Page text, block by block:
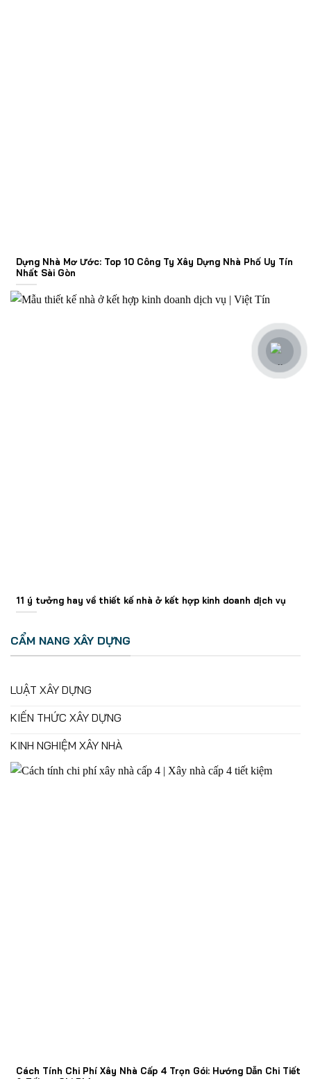
Dựng Nhà Mơ Ước: Top 10 Công Ty Xây Dựng Nhà Phố Uy Tín
Nhất Sài Gòn
11 ý tưởng hay về thiết kế nhà ở kết hợp kinh doanh dịch vụ
CẨM NANG XÂY DỰNG
LUẬT XÂY DỰNG
KIẾN THỨC XÂY DỰNG
KINH NGHIỆM XÂY NHÀ
Cách Tính Chi Phí Xây Nhà Cấp 4 Trọn Gói: Hướng Dẫn Chi Tiết